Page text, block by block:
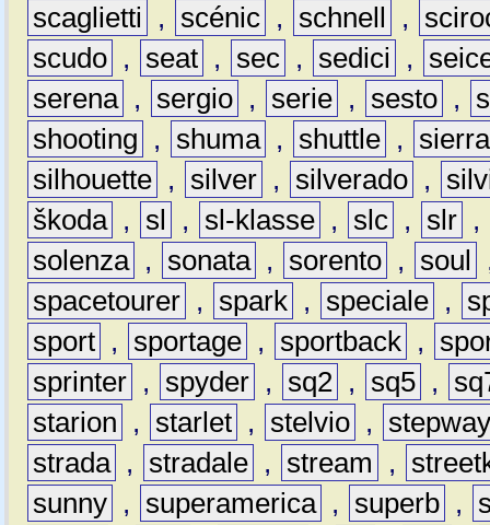
scaglietti
, scénic , schnell ,
scudo , seat , sec , sedici ,
serena , sergio , serie , sesto ,
shooting
, shuma , shuttle ,
sierra
silhouette , silver , silverado ,
škoda , sl , sl-klasse , slc , slr ,
solenza , sonata , sorento , soul
spacetourer , spark , speciale ,
sport , sportage , sportback ,
sprinter , spyder , sq2 , sq5 ,
starion
, starlet , stelvio ,
strada , stradale , stream ,
sunny , superamerica , superb ,